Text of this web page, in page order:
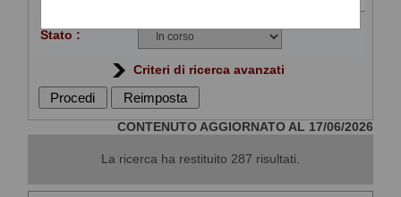
Stato :
Criteri di ricerca avanzati
CONTENUTO AGGIORNATO AL 17/06/2026
La ricerca ha restituito 287 risultati.